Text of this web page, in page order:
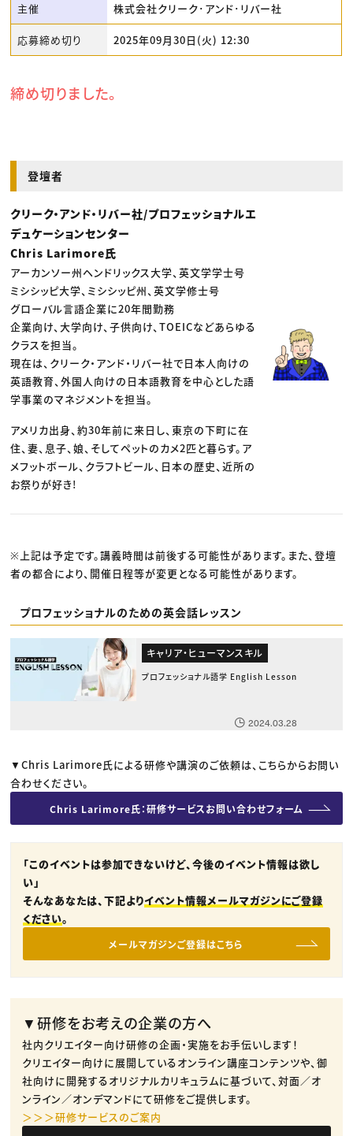
主催 株式会社クリーク･アンド･リバー社
応募締め切り 2025年09月30日(火) 12:30
締め切りました。
登壇者
クリーク・アンド・リバー社/プロフェッショナルエ
デュケーションセンター
Chris Larimore氏
アーカンソー州ヘンドリックス大学、英文学学士号
ミシシッピ大学、ミシシッピ州、英文学修士号
グローバル言語企業に20年間勤務
企業向け、大学向け、子供向け、TOEICなどあらゆる
クラスを担当。
現在は、クリーク・アンド・リバー社で日本人向けの
英語教育、外国人向けの日本語教育を中心とした語
学事業のマネジメントを担当。
アメリカ出身、約30年前に来日し、東京の下町に在
住、妻、息子、娘、そしてペットのカメ2匹と暮らす。ア
メフットボール、クラフトビール、日本の歴史、近所の
お祭りが好き!
※上記は予定です。講義時間は前後する可能性があります。また、登壇
者の都合により、開催日程等が変更となる可能性があります。
プロフェッショナルのための英会話レッスン
キャリア・ヒューマンスキル
プロフェッショナル語学 English Lesson
2024.03.28
▼Chris Larimore氏による研修や講演のご依頼は、こちらからお問い
合わせください。
Chris Larimore氏：研修サービスお問い合わせフォーム
「このイベントは参加できないけど、今後のイベント情報は欲し
い」
そんなあなたは、下記よりイベント情報メールマガジンにご登録
ください。
メールマガジンご登録はこちら
▼研修をお考えの企業の方へ
社内クリエイター向け研修の企画・実施をお手伝いします！
クリエイター向けに展開しているオンライン講座コンテンツや、御
社向けに開発するオリジナルカリキュラムに基づいて、対面／オ
ンライン／オンデマンドにて研修をご提供します。
＞＞＞研修サービスのご案内